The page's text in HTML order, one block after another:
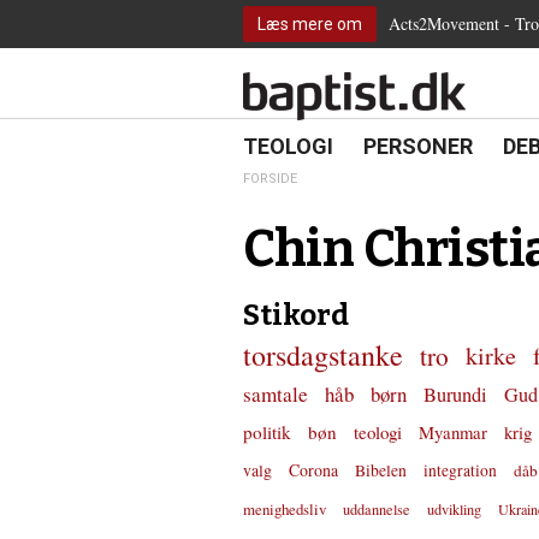
gå
for
6.0:
Internationalt
Læs mere om Acts2Movement -
18.0:
TEOLOGI 19.0:
PERSONER
FORSIDE
Chin
Stikord
torsdagstanke tro kirke
samtale håb børn Burundi Gud
politik
bøn teologi Myanmar krig
valg
Corona Bibelen integration dåb
menighedsliv
uddannelse udvikling